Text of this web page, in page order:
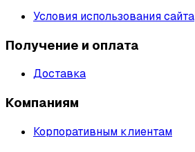
Условия использования сайта
Получение и оплата
Доставка
Компаниям
Корпоративным клиентам